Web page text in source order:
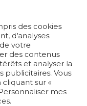
des cookies
d’analyses
votre
des contenus
et analyser la
publicitaires. Vous
sur «
mes